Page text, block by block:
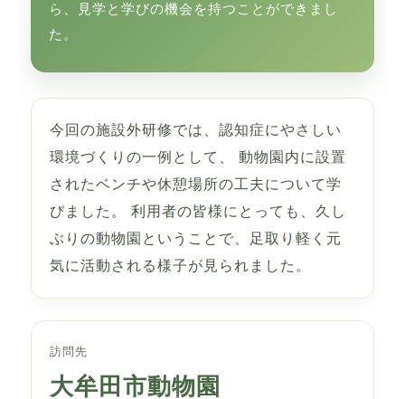
ら、見学と学びの機会を持つことができまし
た。
今回の施設外研修では、認知症にやさしい
環境づくりの一例として、 動物園内に設置
されたベンチや休憩場所の工夫について学
びました。 利用者の皆様にとっても、久し
ぶりの動物園ということで、足取り軽く元
気に活動される様子が見られました。
訪問先
大牟田市動物園